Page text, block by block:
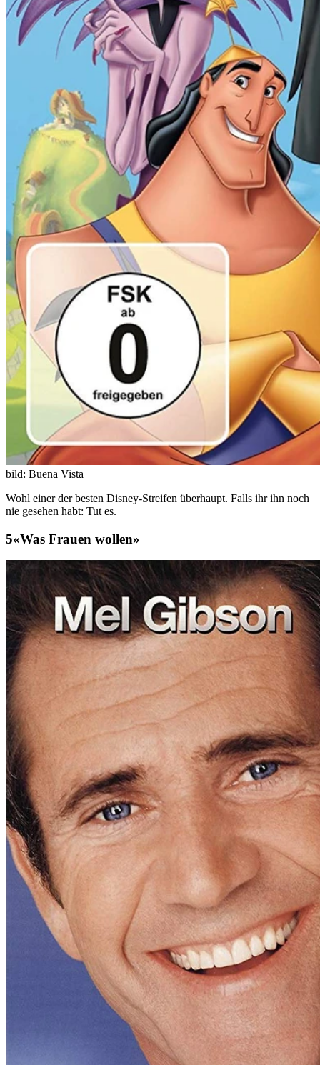
bild: Buena Vista
Wohl einer der besten Disney-Streifen überhaupt. Falls ihr ihn noch
nie gesehen habt: Tut es.
«Was Frauen wollen»